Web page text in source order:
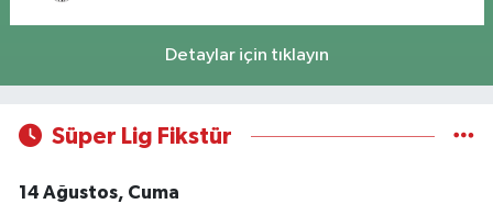
Detaylar için tıklayın
Süper Lig Fikstür
14 Ağustos, Cuma